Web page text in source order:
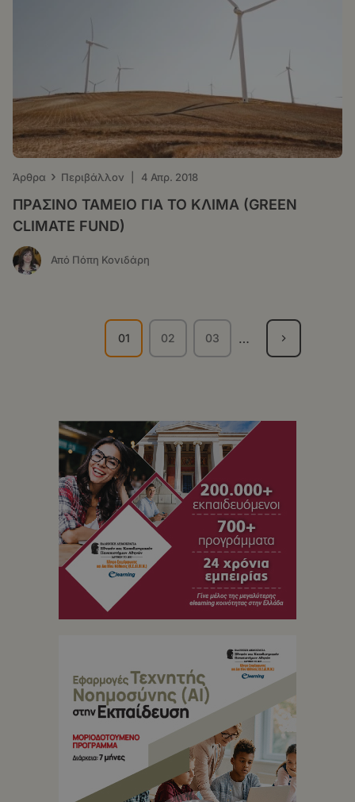
Άρθρα › Περιβάλλον 4 Απρ. 2018
ΠΡΑΣΙΝΟ ΤΑΜΕΙΟ ΓΙΑ ΤΟ ΚΛΙΜΑ (GREEN
CLIMATE FUND)
Από Πόπη Κονιδάρη
Τρέχουσα
σελίδα
01 Σελίδα
02 Σελίδα
03 …